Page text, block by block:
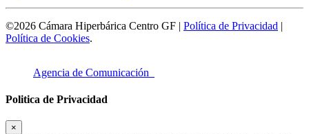
©2026 Cámara Hiperbárica Centro GF | Política de Privacidad |
Política de Cookies.
Agencia de Comunicación
Politica de Privacidad
×